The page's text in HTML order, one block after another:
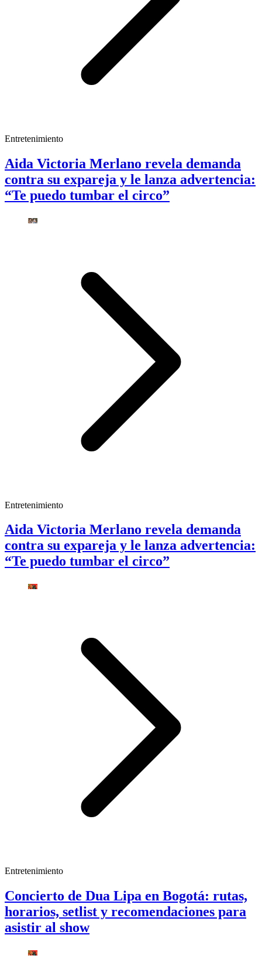
Entretenimiento
Aida Victoria Merlano revela demanda
contra su expareja y le lanza advertencia:
“Te puedo tumbar el circo”
Entretenimiento
Aida Victoria Merlano revela demanda
contra su expareja y le lanza advertencia:
“Te puedo tumbar el circo”
Entretenimiento
Concierto de Dua Lipa en Bogotá: rutas,
horarios, setlist y recomendaciones para
asistir al show